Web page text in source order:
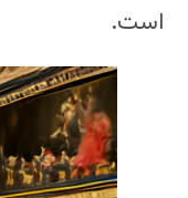
است.